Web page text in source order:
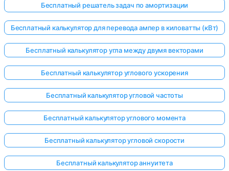
Бесплатный решатель задач по амортизации
Бесплатный калькулятор для перевода ампер в киловатты (кВт)
Бесплатный калькулятор угла между двумя векторами
Бесплатный калькулятор углового ускорения
Бесплатный калькулятор угловой частоты
Бесплатный калькулятор углового момента
Бесплатный калькулятор угловой скорости
Бесплатный калькулятор аннуитета